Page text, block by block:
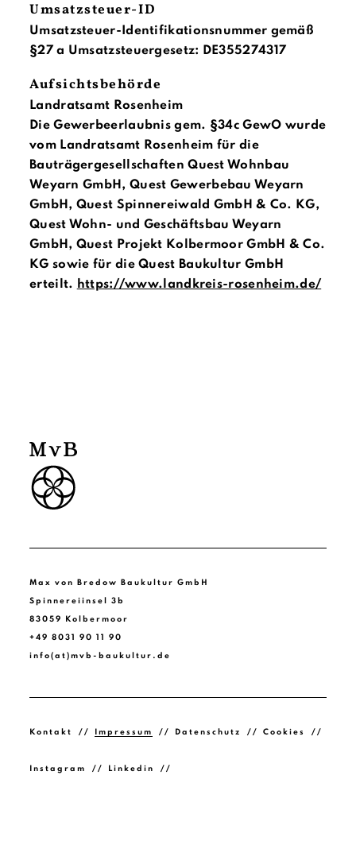
Umsatzsteuer-ID
Umsatzsteuer-Identifikationsnummer gemäß
§27 a Umsatzsteuergesetz: DE355274317
Aufsichtsbehörde
Landratsamt Rosenheim
Die Gewerbeerlaubnis gem. §34c GewO wurde
vom Landratsamt Rosenheim für die
Bauträgergesellschaften Quest Wohnbau
Weyarn GmbH, Quest Gewerbebau Weyarn
GmbH, Quest Spinnereiwald GmbH & Co. KG,
Quest Wohn- und Geschäftsbau Weyarn
GmbH, Quest Projekt Kolbermoor GmbH & Co.
KG sowie für die Quest Baukultur GmbH
erteilt. https://www.landkreis-rosenheim.de/
Max von Bredow Baukultur GmbH
Spinnereiinsel 3b
83059 Kolbermoor
+49 8031 90 11 90
info(at)mvb-baukultur.de
Kontakt Impressum Datenschutz Cookies
Instagram Linkedin